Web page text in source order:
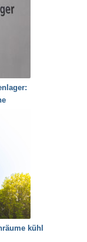
kühl